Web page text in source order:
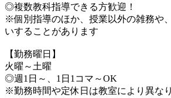
◎複数教科指導できる方歓迎！
※個別指導のほか、授業以外の雑務や
いすることがあります
【勤務曜日】
火曜～土曜
◎週1日～、1日1コマ～OK
※勤務時間や定休日は教室により異な